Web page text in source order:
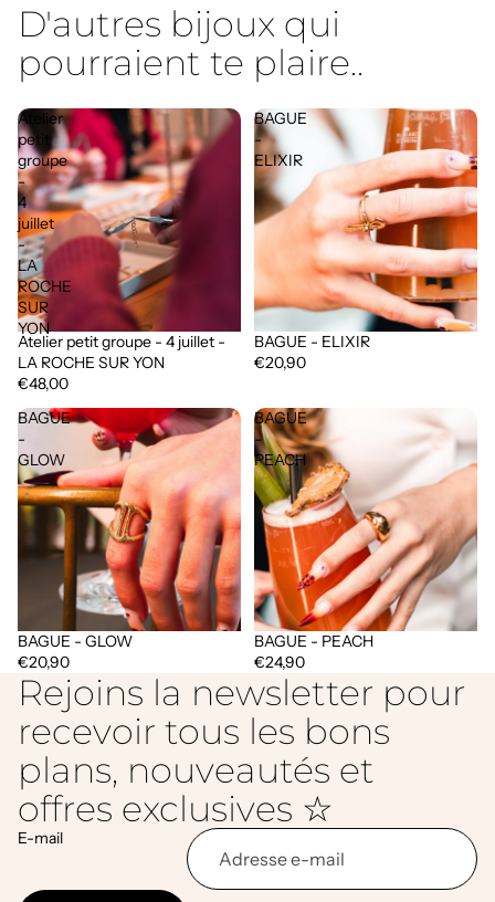
D'autres bijoux qui
pourraient te plaire..
Atelier
petit
groupe
-
4
juillet
-
LA
ROCHE
SUR
YON
Atelier petit groupe - 4 juillet -
LA ROCHE SUR YON
€48,00
BAGUE
-
ELIXIR
Épuisé
BAGUE - ELIXIR
€20,90
BAGUE
-
GLOW
BAGUE - GLOW
€20,90
BAGUE
-
PEACH
BAGUE - PEACH
€24,90
Rejoins la newsletter pour
recevoir tous les bons
plans, nouveautés et
offres exclusives ☆
E-mail